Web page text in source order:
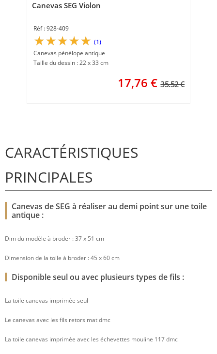
Canevas SEG Violon
928-409
(1)
Canevas pénélope antique
Taille du dessin : 22 x 33 cm
17,76 € 35.52 €
CARACTÉRISTIQUES
PRINCIPALES
Canevas de SEG à réaliser au demi point sur une toile
antique :
Dim du modèle à broder : 37 x 51 cm
Dimension de la toile à broder : 45 x 60 cm
Disponible seul ou avec plusieurs types de fils :
La toile canevas imprimée seul
Le canevas avec les fils retors mat dmc
La toile canevas imprimée avec les échevettes mouline 117 dmc